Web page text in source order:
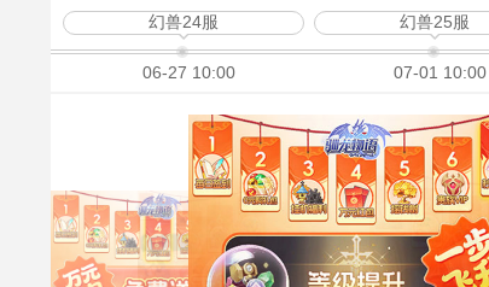
幻兽24服
06-27 10:00
幻兽25服
07-01 10:00